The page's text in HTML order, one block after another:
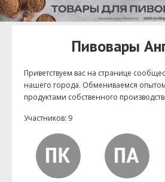
Пивовары
Приветствуем ваc на странице
нашего города. Обмениваемся
продуктами собственного
Участников: 9